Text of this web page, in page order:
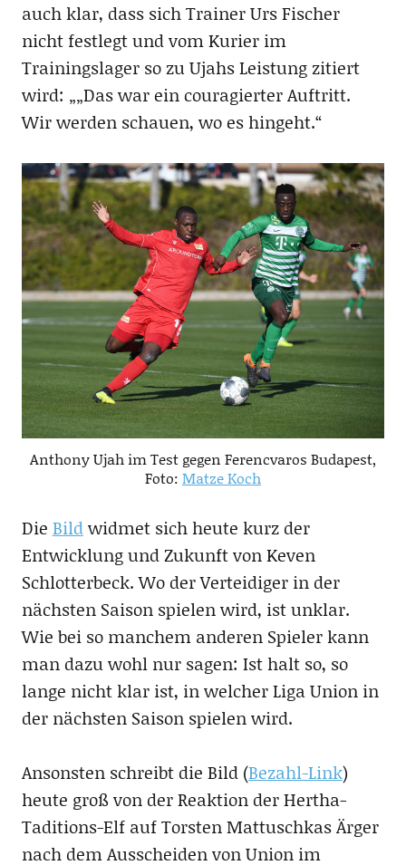
auch klar, dass sich Trainer Urs Fischer
nicht festlegt und vom Kurier im
Trainingslager so zu Ujahs Leistung zitiert
wird: „„Das war ein couragierter Auftritt.
Wir werden schauen, wo es hingeht.“
Anthony Ujah im Test gegen Ferencvaros Budapest,
Foto: Matze Koch
Die Bildwidmet sich heute kurz der
Entwicklung und Zukunft von Keven
Schlotterbeck. Wo der Verteidiger in der
nächsten Saison spielen wird, ist unklar.
Wie bei so manchem anderen Spieler kann
man dazu wohl nur sagen: Ist halt so, so
lange nicht klar ist, in welcher Liga Union in
der nächsten Saison spielen wird.
Ansonsten schreibt die Bild (Bezahl-Link)
heute groß von der Reaktion der Hertha-
Taditions-Elf auf Torsten Mattuschkas Ärger
nach dem Ausscheiden von Union im